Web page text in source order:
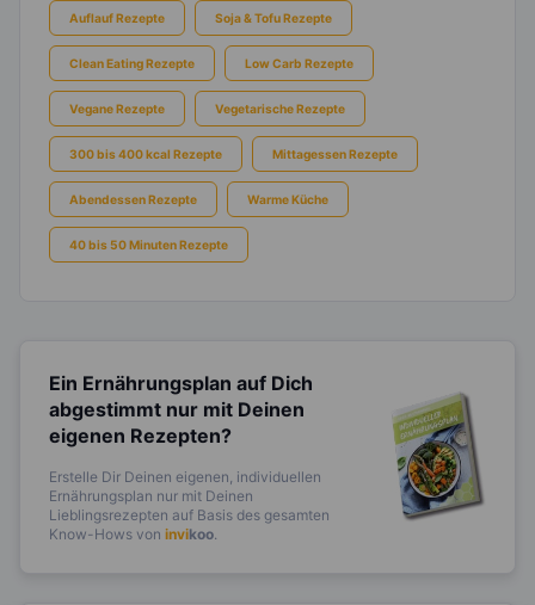
Auflauf Rezepte Soja & Tofu Rezepte
Clean Eating Rezepte Low Carb Rezepte
Vegane Rezepte Vegetarische Rezepte
300 bis 400 kcal Rezepte Mittagessen Rezepte
Abendessen Rezepte Warme Küche
40 bis 50 Minuten Rezepte
Ein Ernährungsplan auf Dich
abgestimmt nur mit Deinen
eigenen Rezepten?
Erstelle Dir Deinen eigenen, individuellen
Ernährungsplan nur mit Deinen
Lieblingsrezepten auf Basis des gesamten
Know-Hows von invikoo